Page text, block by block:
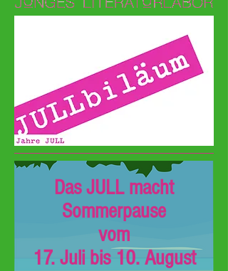
Das JULL macht
Sommerpause
vom
17. Juli bis 10. August